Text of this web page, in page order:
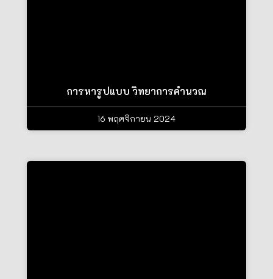
การหารูปแบบ วิทยาการคำนวณ
16 พฤศจิกายน 2024